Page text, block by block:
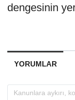
dengesinin
YORUMLAR